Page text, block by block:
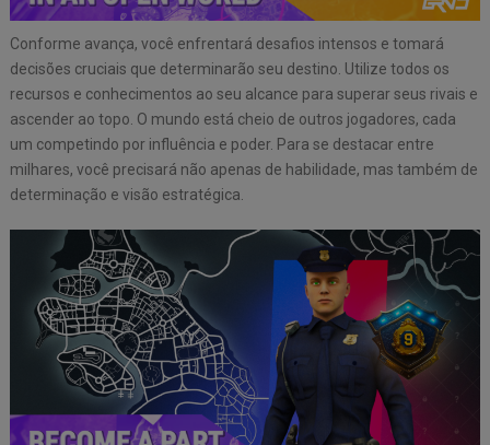
Conforme avança, você enfrentará desafios intensos e tomará
decisões cruciais que determinarão seu destino. Utilize todos os
recursos e conhecimentos ao seu alcance para superar seus rivais e
ascender ao topo. O mundo está cheio de outros jogadores, cada
um competindo por influência e poder. Para se destacar entre
milhares, você precisará não apenas de habilidade, mas também de
determinação e visão estratégica.